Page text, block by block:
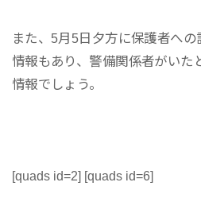
また、5月5日夕方に保護者へ
情報もあり、警備関係者がいた
情報でしょう。
[quads id=2] [quads id=6]